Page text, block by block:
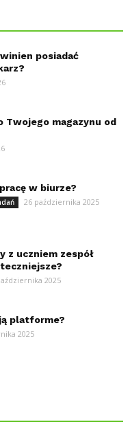
posiadać
Twojego magazynu od
w biurze?
26 października 2025
z uczniem zespół
2025
platforme?
2025